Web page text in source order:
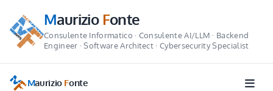
MaurizioFonte
Consulente Informatico · Consulente AI/LLM · Backend
Engineer · Software Architect · Cybersecurity Specialist
Maurizio Fonte